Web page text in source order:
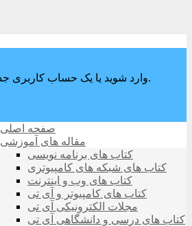
وارد شوید یا یک حساب کاربری جدید ایجاد کنید.
صفحه اصلی
مقاله های آموزشی
کتاب های برنامه نویسی
کتاب های شبکه های کامپیوتری
کتاب های وب و اینترنت
کتاب های کامپیوتر و آی تی
مجلات الکترونیکی آی تی
کتاب های درسی و دانشگاهی آی تی